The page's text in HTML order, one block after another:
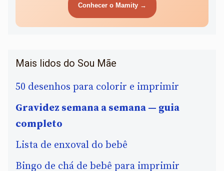
Conhecer o Mamity →
Mais lidos do Sou Mãe
50 desenhos para colorir e imprimir
Gravidez semana a semana — guia
completo
Lista de enxoval do bebê
Bingo de chá de bebê para imprimir